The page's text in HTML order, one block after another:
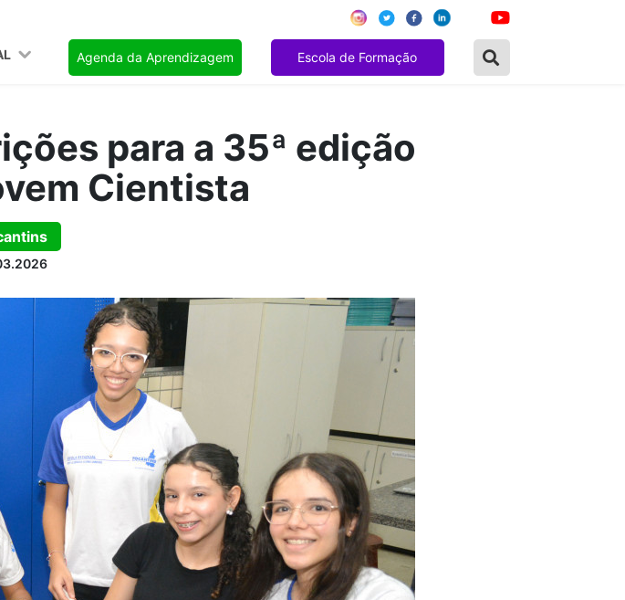
Agenda da Aprendizagem Escola de Formação
para a 35ª edição
Cientista